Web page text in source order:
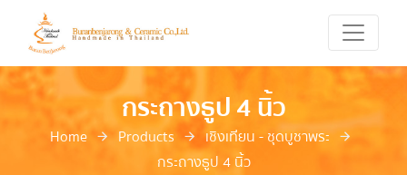
กระถางธูป 4 นิ้ว
Home Products
เชิงเทียน - ชุดบูชาพระ
กระถางธูป 4 นิ้ว